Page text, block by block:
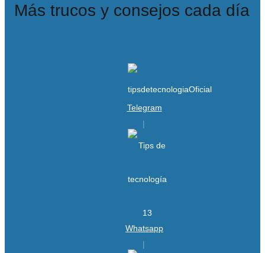
Más trucos y consejos cada día
Telegram
Whatsapp